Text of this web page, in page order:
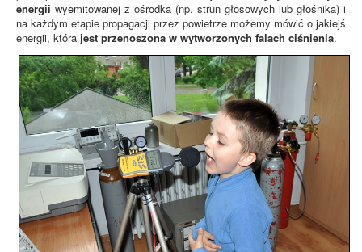
energii wyemitowanej z ośrodka (np. strun głosowych lub głośnika) i
na każdym etapie propagacji przez powietrze możemy mówić o jakiejś
energii, która jest przenoszona w wytworzonych falach ciśnienia.